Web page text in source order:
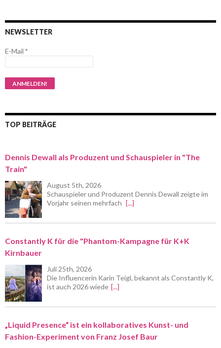
NEWSLETTER
E-Mail *
TOP BEITRÄGE
Dennis Dewall als Produzent und Schauspieler in "The
Train"
August 5th, 2026
Schauspieler und Produzent Dennis Dewall zeigte im
Vorjahr seinen mehrfach
[...]
Constantly K für die "Phantom-Kampagne für K+K
Kirnbauer
Juli 25th, 2026
Die Influencerin Karin Teigl, bekannt als Constantly K,
ist auch 2026 wiede [...]
„Liquid Presence“ ist ein kollaboratives Kunst- und
Fashion-Experiment von Franz Josef Baur